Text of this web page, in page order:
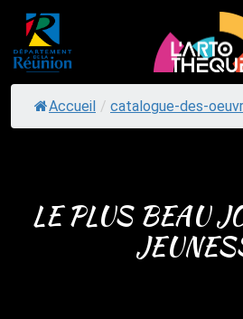
Skip
content
Accueil / catalogue-des-
LE PLUS BEAU